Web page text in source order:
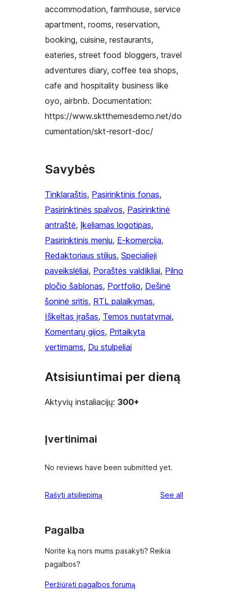
accommodation, farmhouse, service
apartment, rooms, reservation,
booking, cuisine, restaurants,
eateries, street food bloggers, travel
adventures diary, coffee tea shops,
cafe and hospitality business like
oyo, airbnb. Documentation:
https://www.sktthemesdemo.net/do
cumentation/skt-resort-doc/
Savybės
Tinklaraštis, Pasirinktinis fonas
Pasirinktinės spalvos, Pasirinktinė
antraštė, Įkeliamas logotipas
Pasirinktinis meniu, E-komercija
Redaktoriaus stilius, Specialieji
paveikslėliai, Poraštės valdikliai, Pilno
pločio šablonas, Portfolio, Dešinė
šoninė sritis, RTL palaikymas
Iškeltas įrašas, Temos nustatymai
Komentarų gijos, Pritaikyta
vertimams, Du stulpeliai
Atsisiuntimai per dieną
Aktyvių instaliacijų: 300+
Įvertinimai
No reviews have been submitted yet.
Rašyti atsiliepimą See all
Pagalba
Norite ką nors mums pasakyti? Reikia
pagalbos?
Peržiūrėti pagalbos forumą